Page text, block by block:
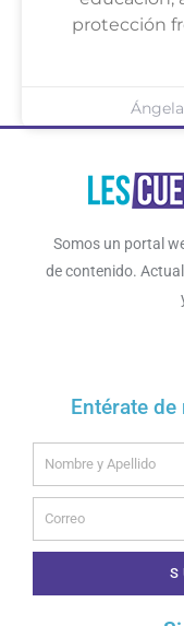
protección
Somos un portal
de contenido.
Entérate